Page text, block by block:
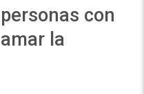
con
la